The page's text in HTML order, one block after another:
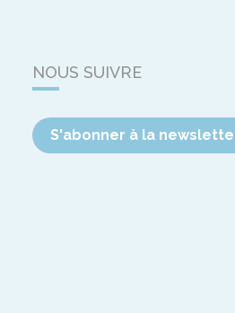
NOUS SUIVRE
S'abonner à la